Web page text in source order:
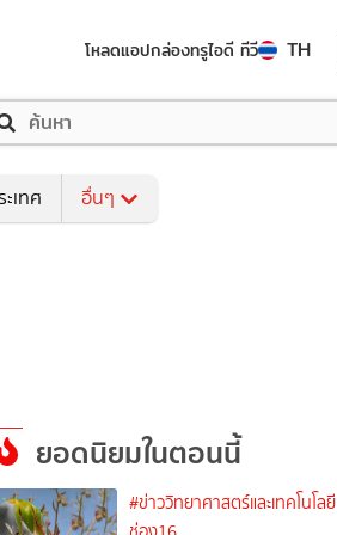
โหลดแอปกล่องทรูไอดี ทีวี TH
เทศ อื่นๆ
ยอดนิยมในตอนนี้
#ข่าววิทยาศาสตร์และเทคโนโลยี